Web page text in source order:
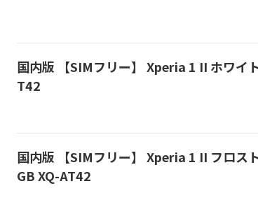
国内版 【SIMフリー】 Xperia 1 II ホワイ
T42
国内版 【SIMフリー】 Xperia 1 II フロス
GB XQ-AT42